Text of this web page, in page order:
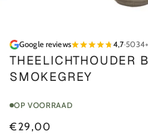
Google reviews 4,7·
THEELICHTHOUDER
SMOKEGREY
OP VOORRAAD
€29,00